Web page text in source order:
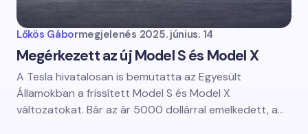
Lőkös Gábormegjelenés 2025. június. 14
Megérkezett az új Model S és Model X
A Tesla hivatalosan is bemutatta az Egyesült
Államokban a frissített Model S és Model X
változatokat. Bár az ár 5000 dollárral emelkedett, a…